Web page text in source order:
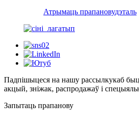
Атрымаць прапановудэталь
Падпішыцеся на нашу рассылкукаб
акцый, зніжак, распродажаў і
Запытаць прапанову